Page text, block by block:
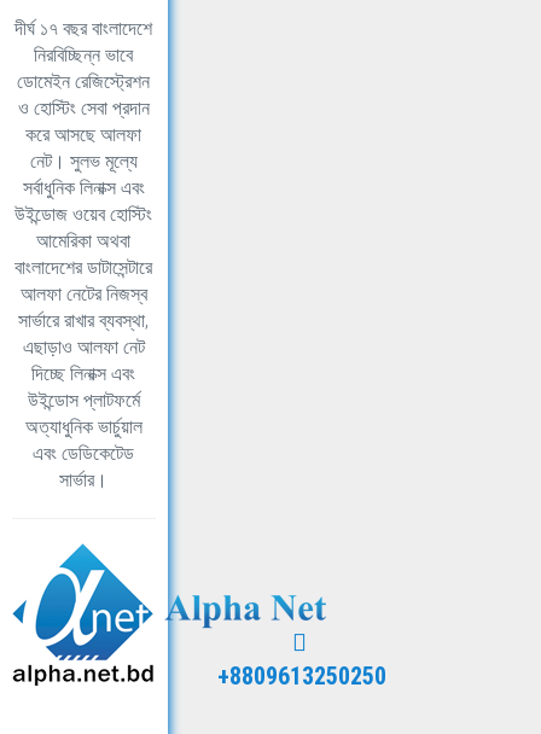
দীর্ঘ ১৭ বছর বাংলাদেশে
নিরবিচ্ছিন্ন ভাবে
ডোমেইন রেজিস্ট্রেশন
ও হোস্টিং সেবা প্রদান
করে আসছে আলফা
নেট। সুলভ মূল্যে
সর্বাধুনিক লিনাক্স এবং
উইন্ডোজ ওয়েব হোস্টিং
আমেরিকা অথবা
বাংলাদেশের ডাটাসেন্টারে
আলফা নেটের নিজস্ব
সার্ভারে রাখার ব্যবস্থা,
এছাড়াও আলফা নেট
দিচ্ছে লিনাক্স এবং
উইন্ডোস প্লাটফর্মে
অত্যাধুনিক ভার্চুয়াল
এবং ডেডিকেটেড
সার্ভার।
+8809613250250